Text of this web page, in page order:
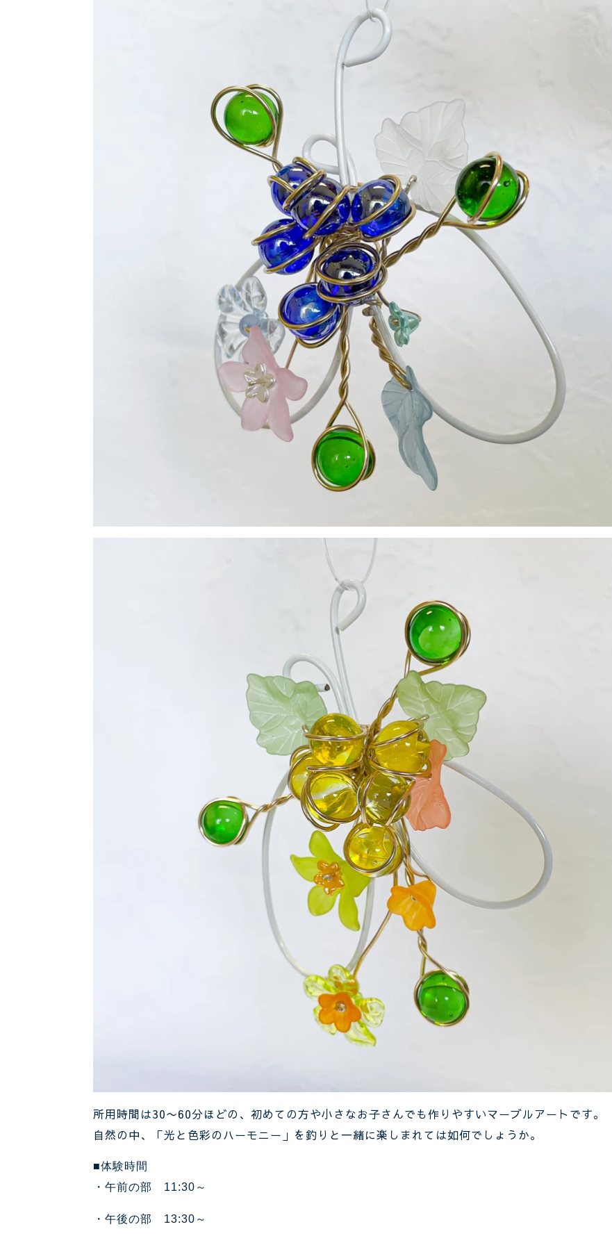
所用時間は30〜60分ほどの、初めての方や小さなお子さんでも作りやすいマーブルアートです。
自然の中、「光と色彩のハーモニー」を釣りと一緒に楽しまれては如何でしょうか。
■体験時間
・午前の部 11:30～
・午後の部 13:30～